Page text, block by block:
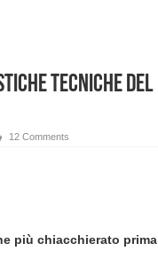
tecniche del
12 Comments
più chiacchierato prima